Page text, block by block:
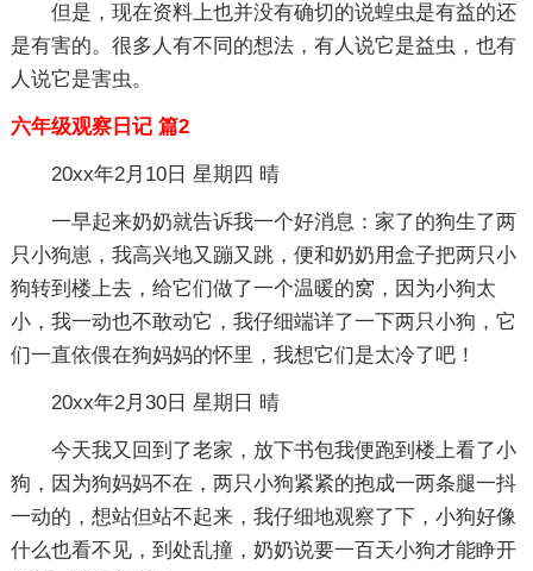
但是，现在资料上也并没有确切的说蝗虫是有益的还
是有害的。很多人有不同的想法，有人说它是益虫，也有
人说它是害虫。
六年级观察日记 篇2
20xx年2月10日 星期四 晴
一早起来奶奶就告诉我一个好消息：家了的狗生了两
只小狗崽，我高兴地又蹦又跳，便和奶奶用盒子把两只小
狗转到楼上去，给它们做了一个温暖的窝，因为小狗太
小，我一动也不敢动它，我仔细端详了一下两只小狗，它
们一直依偎在狗妈妈的怀里，我想它们是太冷了吧！
20xx年2月30日 星期日 晴
今天我又回到了老家，放下书包我便跑到楼上看了小
狗，因为狗妈妈不在，两只小狗紧紧的抱成一两条腿一抖
一动的，想站但站不起来，我仔细地观察了下，小狗好像
什么也看不见，到处乱撞，奶奶说要一百天小狗才能睁开